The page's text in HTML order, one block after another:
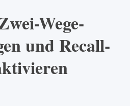
Wege-
und Recall-